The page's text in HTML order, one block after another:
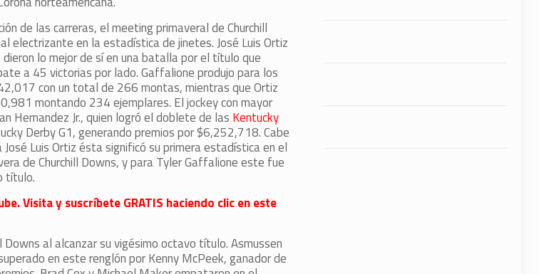
de las carreras, el meeting primaveral de Churchill
electrizante en la estadística de jinetes. José Luis Ortiz
lo mejor de sí en una batalla por el título que
a 45 victorias por lado. Gaffalione produjo para los
con un total de 266 montas, mientras que Ortiz
montando 234 ejemplares. El jockey con mayor
Hernandez Jr., quien logró el doblete de las Kentucky
Derby G1, generando premios por $6,252,718. Cabe
Luis Ortiz ésta significó su primera estadística en el
de Churchill Downs, y para Tyler Gaffalione este fue
título.
Visita y suscríbete GRATIS haciendo clic en este
al alcanzar su vigésimo octavo título. Asmussen
en este renglón por Kenny McPeek, ganador de